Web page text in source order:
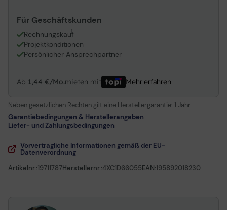
Für Geschäftskunden
Rechnungskauf
1
Projektkonditionen
Persönlicher Ansprechpartner
Ab 1,44 €/Mo.mieten mit Mehr erfahren
Neben gesetzlichen Rechten gilt eine Herstellergarantie: 1 Jahr
Garantiebedingungen & Herstellerangaben
Liefer- und Zahlungsbedingungen
Vorvertragliche Informationen gemäß der EU-
Datenverordnung
Artikelnr.:19711787Herstellernr.:4XC1D66055EAN:195892018230